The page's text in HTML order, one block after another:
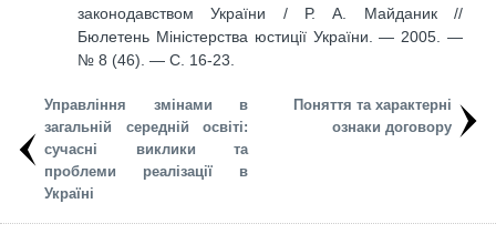
законодавством України / Р. А. Майданик //
Бюлетень Міністерства юстиції України. — 2005. —
№ 8 (46). — С. 16-23.
Управління змінами в
загальній середній освіті:
сучасні виклики та
проблеми реалізації в
Україні
Поняття та характерні
ознаки договору